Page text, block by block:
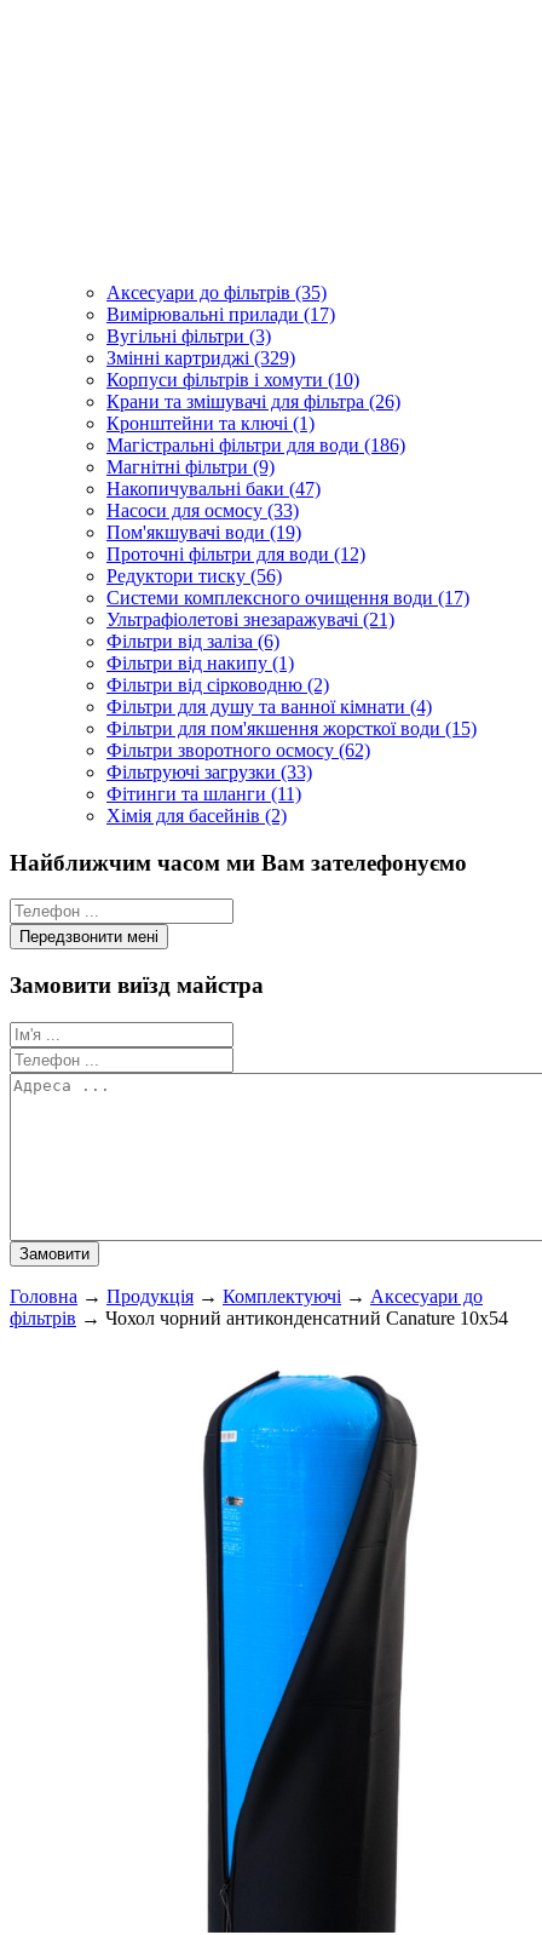
Аксесуари до фільтрів (35)
Вимірювальні прилади (17)
Вугільні фільтри (3)
Змінні картриджі (329)
Корпуси фільтрів і хомути (10)
Крани та змішувачі для фільтра (26)
Кронштейни та ключі (1)
Магістральні фільтри для води (186)
Магнітні фільтри (9)
Накопичувальні баки (47)
Насоси для осмосу (33)
Пом'якшувачі води (19)
Проточні фільтри для води (12)
Редуктори тиску (56)
Системи комплексного очищення води (17)
Ультрафіолетові знезаражувачі (21)
Фільтри від заліза (6)
Фільтри від накипу (1)
Фільтри від сірководню (2)
Фільтри для душу та ванної кімнати (4)
Фільтри для пом'якшення жорсткої води (15)
Фільтри зворотного осмосу (62)
Фільтруючі загрузки (33)
Фітинги та шланги (11)
Хімія для басейнів (2)
Найближчим часом ми Вам зателефонуємо
Замовити виїзд майстра
Головна → Продукція → Комплектуючі → Аксесуари до
фільтрів → Чохол чорний антиконденсатний Canature 10x54